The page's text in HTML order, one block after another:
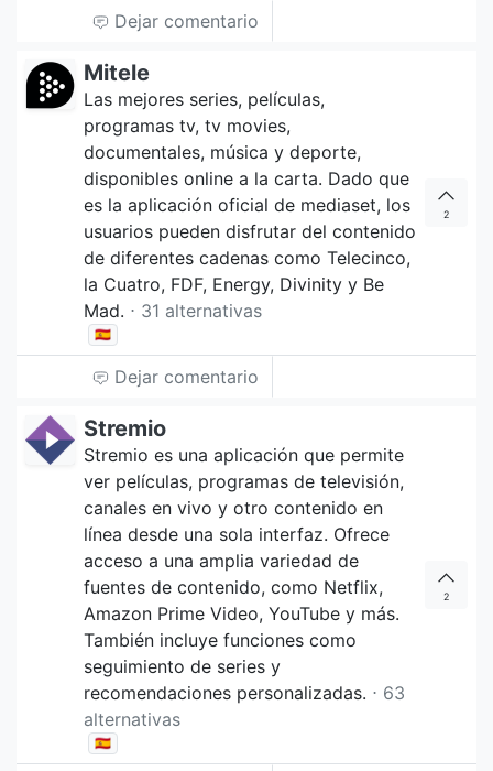
Dejar comentario
Mitele
Las mejores series, películas,
programas tv, tv movies,
documentales, música y deporte,
disponibles online a la carta. Dado que
es la aplicación oficial de mediaset, los
usuarios pueden disfrutar del contenido
de diferentes cadenas como Telecinco,
la Cuatro, FDF, Energy, Divinity y Be
Mad. ⋅ 31 alternativas
🇪🇸
2
Dejar comentario
Stremio
Stremio es una aplicación que permite
ver películas, programas de televisión,
canales en vivo y otro contenido en
línea desde una sola interfaz. Ofrece
acceso a una amplia variedad de
fuentes de contenido, como Netflix,
Amazon Prime Video, YouTube y más.
También incluye funciones como
seguimiento de series y
recomendaciones personalizadas. ⋅ 63
alternativas
🇪🇸
2